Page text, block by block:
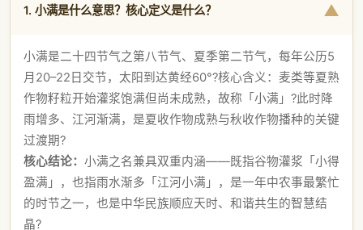
1. 小满是什么意思？核心定义是什么？ ▼
小满是二十四节气之第八节气、夏季第二节气，每年公历5
月20–22日交节，太阳到达黄经60°?核心含义：麦类等夏熟
作物籽粒开始灌浆饱满但尚未成熟，故称「小满」?此时降
雨增多、江河渐满，是夏收作物成熟与秋收作物播种的关键
过渡期?
核心结论： 小满之名兼具双重内涵——既指谷物灌浆「小得
盈满」，也指雨水渐多「江河小满」，是一年中农事最繁忙
的时节之一，也是中华民族顺应天时、和谐共生的智慧结
晶?